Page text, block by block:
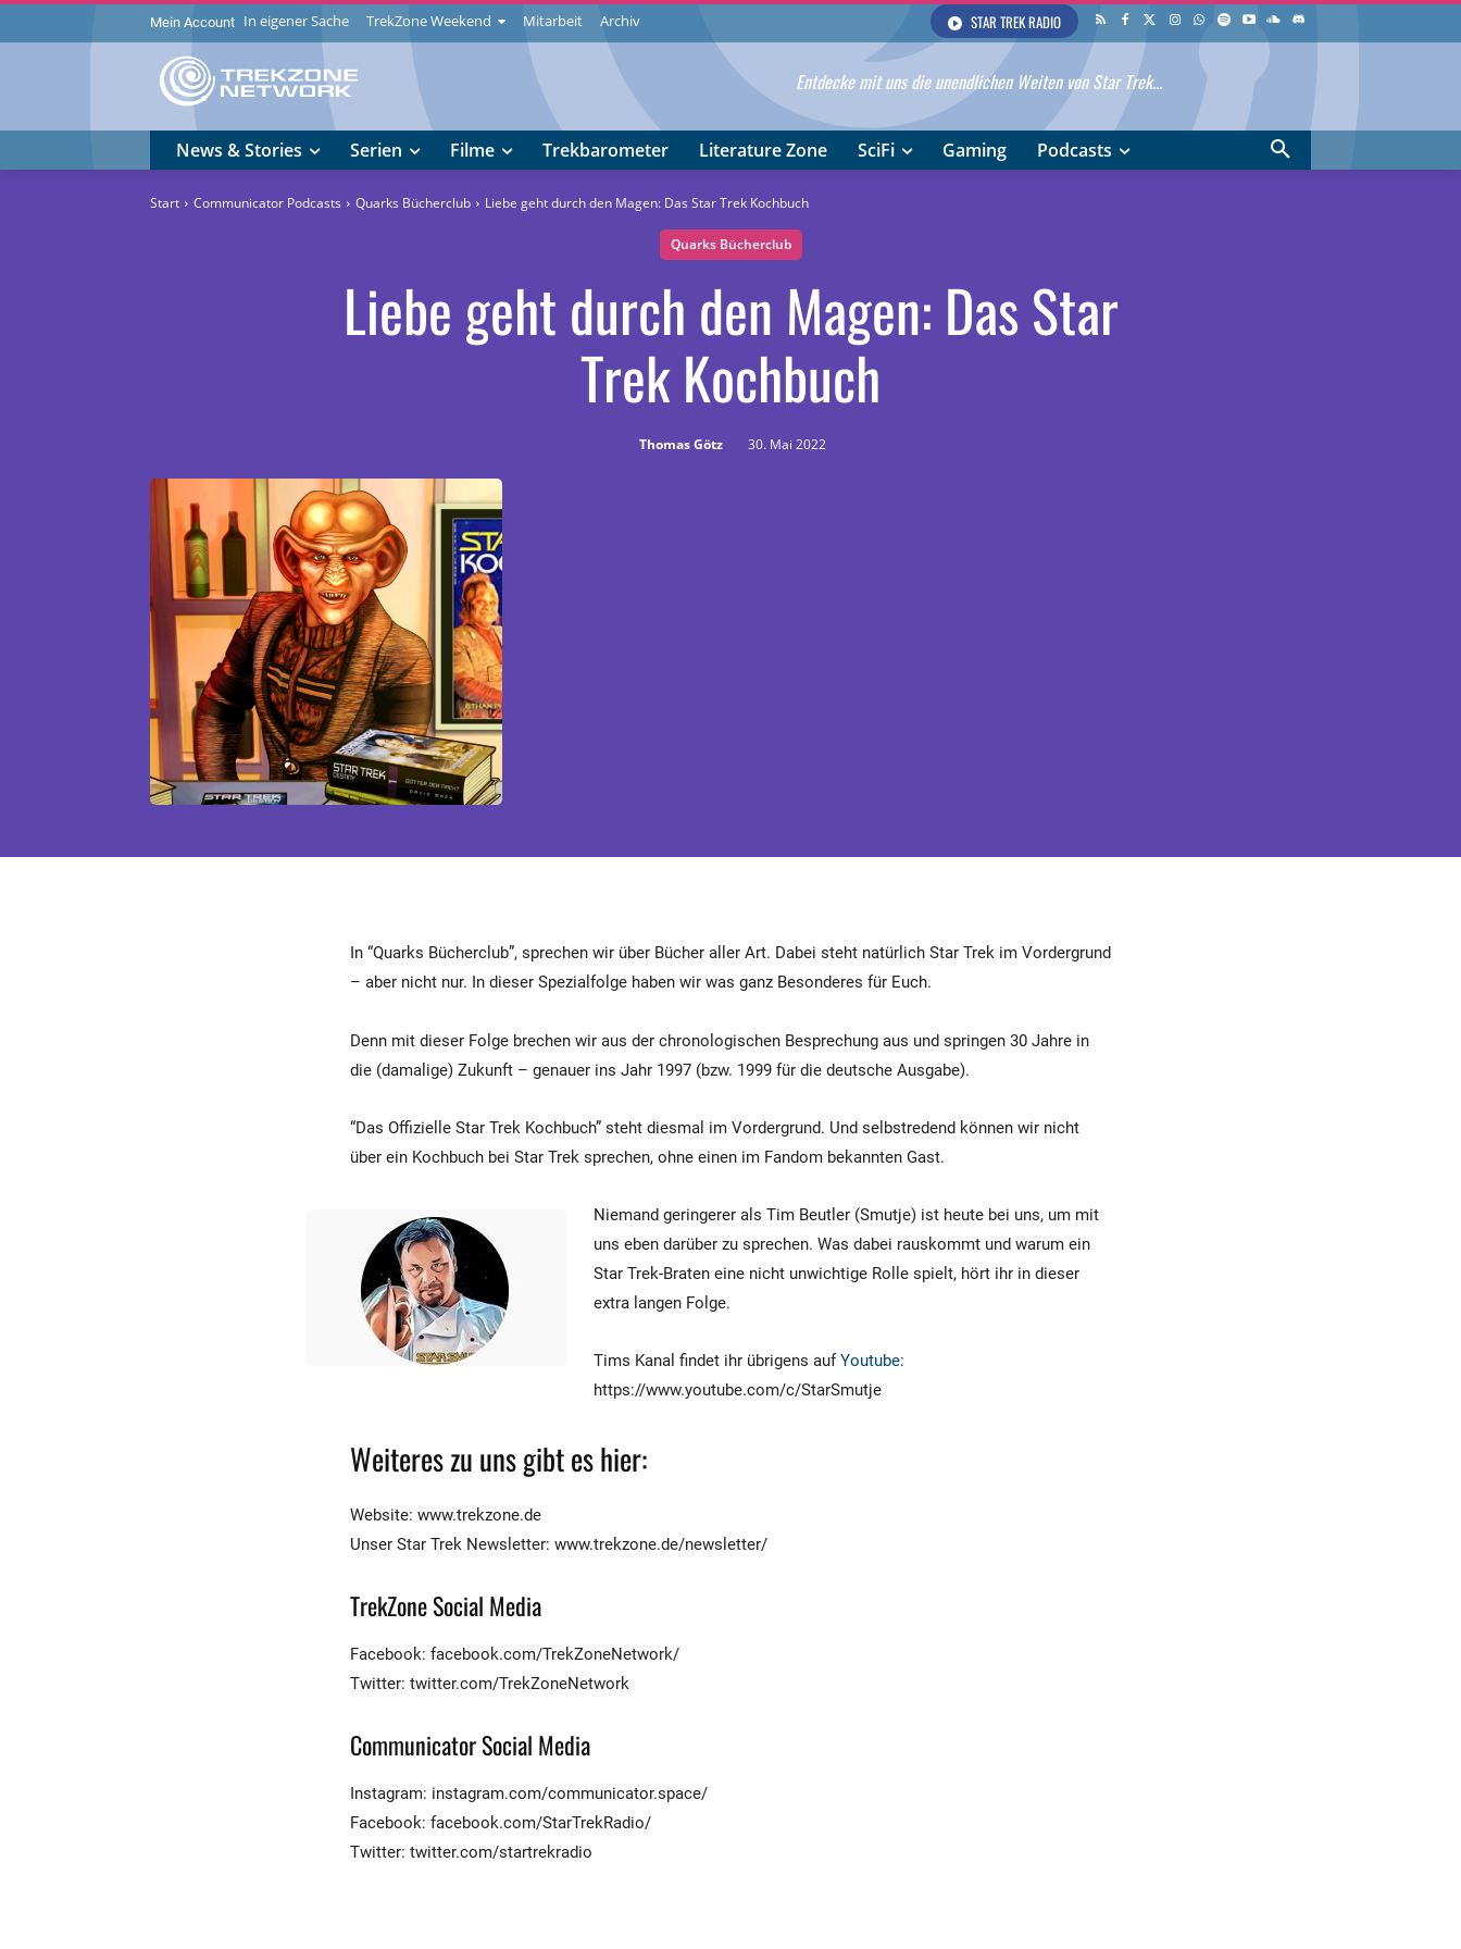
Mein Account In eigener Sache TrekZone Weekend Mitarbeit Archiv STAR TREK RADIO
Entdecke mit uns die unendlichen Weiten von Star Trek...
News & Stories Serien Filme Trekbarometer Literature Zone SciFi Gaming Podcasts
Start Communicator Podcasts Quarks Bücherclub Liebe geht durch den Magen: Das Star Trek Kochbuch
Quarks Bücherclub
Liebe geht durch den Magen: Das Star
Trek Kochbuch
Thomas Götz 30. Mai 2022
In “Quarks Bücherclub”, sprechen wir über Bücher aller Art. Dabei steht natürlich Star Trek im Vordergrund
– aber nicht nur. In dieser Spezialfolge haben wir was ganz Besonderes für Euch.
Denn mit dieser Folge brechen wir aus der chronologischen Besprechung aus und springen 30 Jahre in
die (damalige) Zukunft – genauer ins Jahr 1997 (bzw. 1999 für die deutsche Ausgabe).
“Das Offizielle Star Trek Kochbuch” steht diesmal im Vordergrund. Und selbstredend können wir nicht
über ein Kochbuch bei Star Trek sprechen, ohne einen im Fandom bekannten Gast.
Niemand geringerer als Tim Beutler (Smutje) ist heute bei uns, um mit
uns eben darüber zu sprechen. Was dabei rauskommt und warum ein
Star Trek-Braten eine nicht unwichtige Rolle spielt, hört ihr in dieser
extra langen Folge.
Tims Kanal findet ihr übrigens auf Youtube:
https://www.youtube.com/c/StarSmutje
Weiteres zu uns gibt es hier:
Website: www.trekzone.de
Unser Star Trek Newsletter: www.trekzone.de/newsletter/
TrekZone Social Media
Facebook: facebook.com/TrekZoneNetwork/
Twitter: twitter.com/TrekZoneNetwork
Communicator Social Media
Instagram: instagram.com/communicator.space/
Facebook: facebook.com/StarTrekRadio/
Twitter: twitter.com/startrekradio